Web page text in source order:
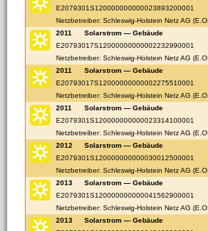
E2079301S120000000000023893200001
Netzbetreiber: Schleswig-Holstein Netz AG
2011
Solarstrom — Gebäude
E20793017S12000000000002232990001
Netzbetreiber: Schleswig-Holstein Netz AG
2011
Solarstrom — Gebäude
E20793017S12000000000002275510001
Netzbetreiber: Schleswig-Holstein Netz AG
2011
Solarstrom — Gebäude
E2079301S120000000000023314100001
Netzbetreiber: Schleswig-Holstein Netz AG
2012
Solarstrom — Gebäude
E2079301S120000000000030012500001
Netzbetreiber: Schleswig-Holstein Netz AG
2013
Solarstrom — Gebäude
E2079301S120000000000041562900001
Netzbetreiber: Schleswig-Holstein Netz AG
2013
Solarstrom — Gebäude